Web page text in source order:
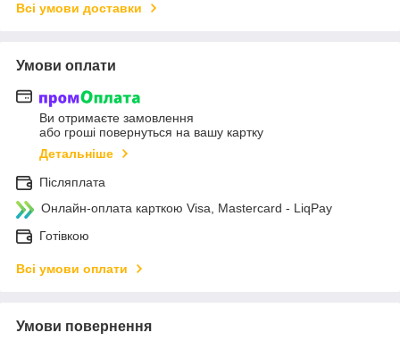
Всі умови доставки
Умови оплати
Ви отримаєте замовлення
або гроші повернуться на вашу картку
Детальніше
Післяплата
Онлайн-оплата карткою Visa, Mastercard - LiqPay
Готівкою
Всі умови оплати
Умови повернення